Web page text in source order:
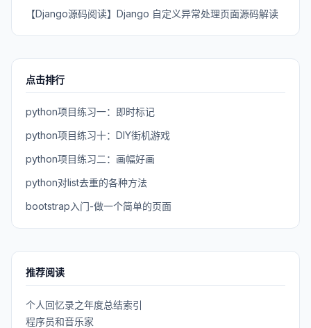
【Django源码阅读】Django 自定义异常处理页面源码解读
点击排行
python项目练习一：即时标记
python项目练习十：DIY街机游戏
python项目练习二：画幅好画
python对list去重的各种方法
bootstrap入门-做一个简单的页面
推荐阅读
个人回忆录之年度总结索引
程序员和音乐家